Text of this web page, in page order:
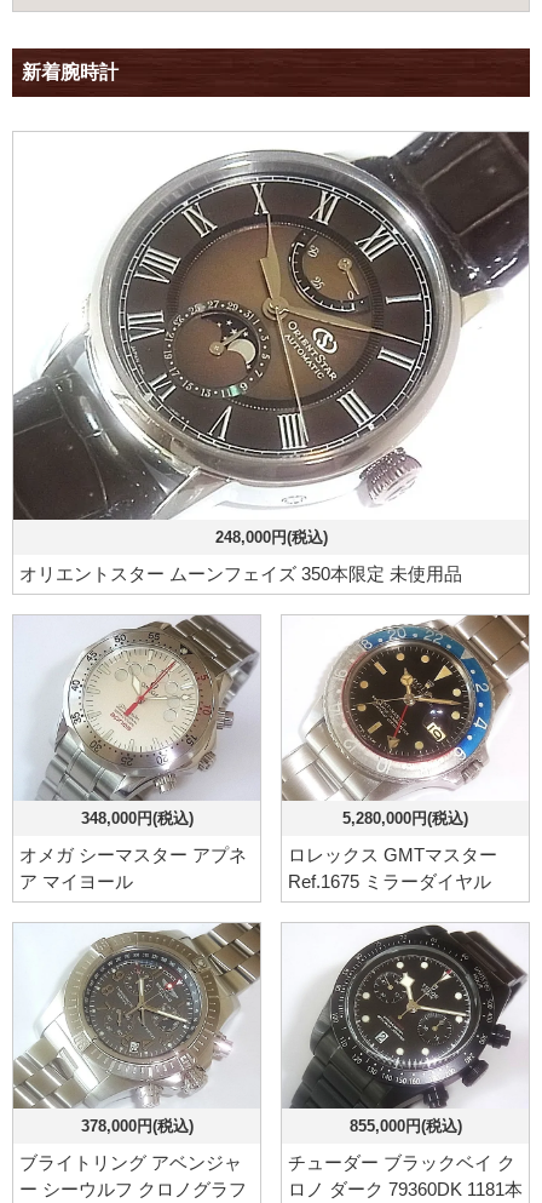
新着腕時計
248,000円(税込)
オリエントスター ムーンフェイズ 350本限定 未使用品
348,000円(税込)
オメガ シーマスター アプネ
ア マイヨール
5,280,000円(税込)
ロレックス GMTマスター
Ref.1675 ミラーダイヤル
378,000円(税込)
ブライトリング アベンジャ
ー シーウルフ クロノグラフ
855,000円(税込)
チューダー ブラックベイ ク
ロノ ダーク 79360DK 1181本